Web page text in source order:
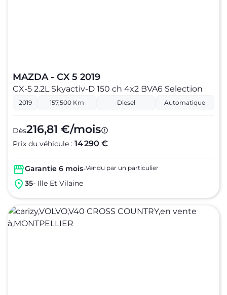
MAZDA - CX 5 2019
CX-5 2.2L Skyactiv-D 150 ch 4x2 BVA6 Selection
2019 157,500 Km Diesel Automatique
Dès216,81 €/mois
Prix du véhicule : 14 290 €
Garantie 6 mois-Vendu par un particulier
35- Ille Et Vilaine